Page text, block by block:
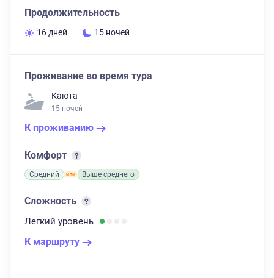
Продолжительность
16 дней 15 ночей
Проживание во время тура
Каюта
15 ночей
К проживанию
Комфорт
Средний Выше среднего
Сложность
Легкий уровень
К маршруту